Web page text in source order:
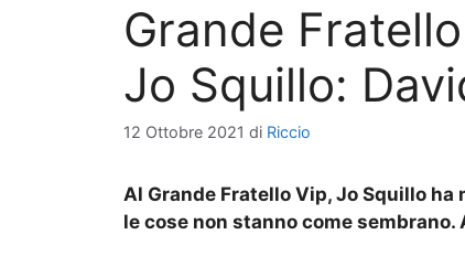
Grande
Jo Squillo:
12 Ottobre 2021 di Riccio
Al Grande Fratello Vip, Jo Squillo
le cose non stanno come